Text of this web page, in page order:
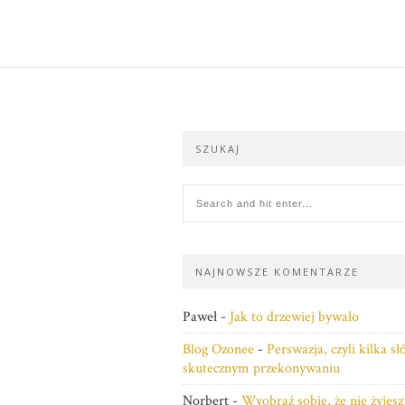
SZUKAJ
NAJNOWSZE KOMENTARZE
Paweł - Jak to drzewiej bywało
Blog Ozonee - Perswazja, czyli kilka
skutecznym przekonywaniu
Norbert - Wyobraź sobie, że nie żyjesz